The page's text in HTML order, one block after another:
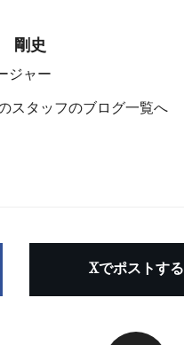
剛史
ジャー
スタッフのブログ一覧へ
Xでポストする